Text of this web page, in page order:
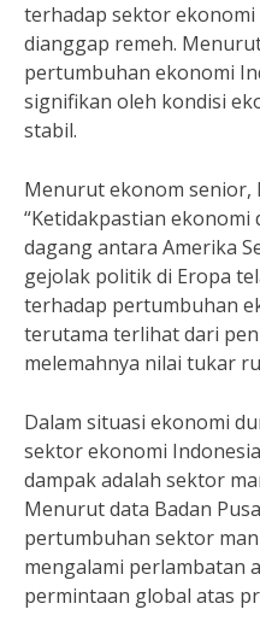
terhadap sektor
dianggap remeh.
pertumbuhan ekonomi
signifikan oleh kondisi
stabil.
Menurut ekonom senior,
“Ketidakpastian
dagang antara Amerika
gejolak politik di Eropa
terhadap pertumbuhan
terutama terlihat dari
melemahnya nilai tukar
Dalam situasi ekonomi
sektor ekonomi
dampak adalah sektor
Menurut data Badan
pertumbuhan sektor
mengalami perlambatan
permintaan global atas